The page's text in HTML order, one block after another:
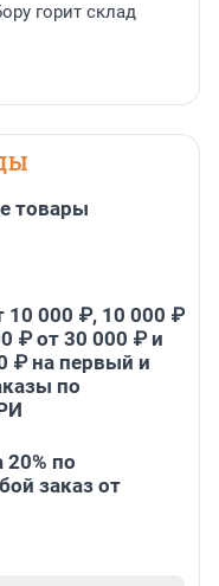
горит склад
товары
10 000 ₽, 10 000 ₽
₽ от 30 000 ₽ и
₽ на первый и
по
20% по
заказ от